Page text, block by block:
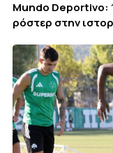
Mundo Deportivo:
ρόστερ στην